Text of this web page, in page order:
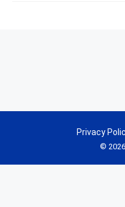
©
Privacy